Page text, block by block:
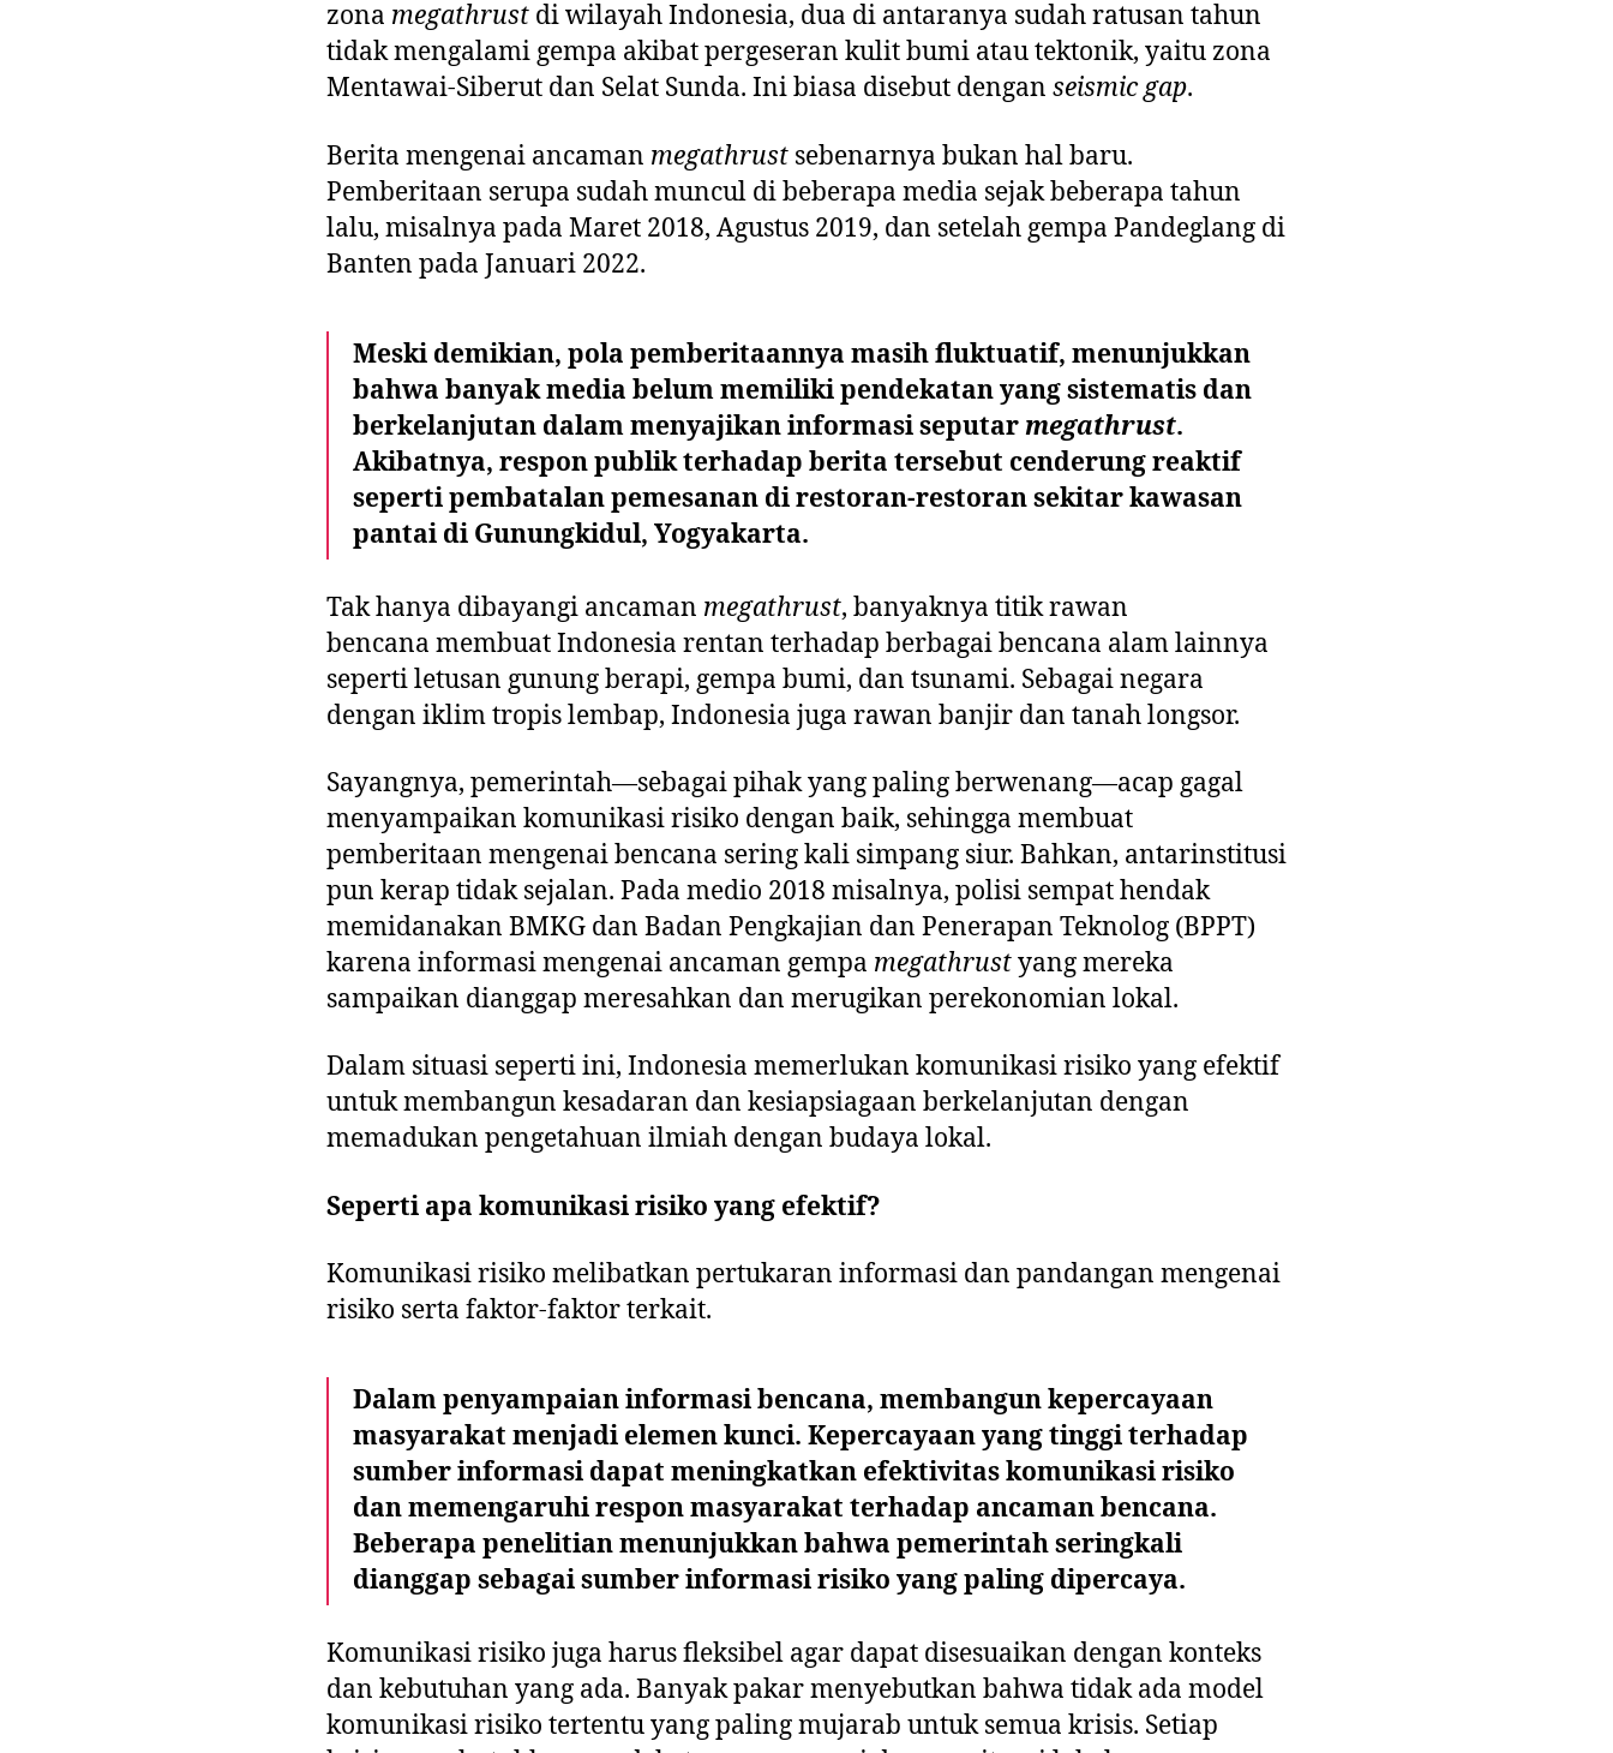
zona megathrust di wilayah Indonesia, dua di antaranya sudah ratusan tahun
tidak mengalami gempa akibat pergeseran kulit bumi atau tektonik, yaitu zona
Mentawai-Siberut dan Selat Sunda. Ini biasa disebut dengan seismic gap.
Berita mengenai ancaman megathrust sebenarnya bukan hal baru.
Pemberitaan serupa sudah muncul di beberapa media sejak beberapa tahun
lalu, misalnya pada Maret 2018, Agustus 2019, dan setelah gempa Pandeglang di
Banten pada Januari 2022.
Meski demikian, pola pemberitaannya masih fluktuatif, menunjukkan
bahwa banyak media belum memiliki pendekatan yang sistematis dan
berkelanjutan dalam menyajikan informasi seputarmegathrust.
Akibatnya, respon publik terhadap berita tersebut cenderung reaktif
seperti pembatalan pemesanan di restoran-restoran sekitar kawasan
pantai di Gunungkidul, Yogyakarta.
Tak hanya dibayangi ancaman megathrust, banyaknya titik rawan
bencana membuat Indonesia rentan terhadap berbagai bencana alam lainnya
seperti letusan gunung berapi, gempa bumi, dan tsunami. Sebagai negara
dengan iklim tropis lembap, Indonesia juga rawan banjir dan tanah longsor.
Sayangnya, pemerintah—sebagai pihak yang paling berwenang—acap gagal
menyampaikan komunikasi risiko dengan baik, sehingga membuat
pemberitaan mengenai bencana sering kali simpang siur. Bahkan, antarinstitusi
pun kerap tidak sejalan. Pada medio 2018 misalnya, polisi sempat hendak
memidanakan BMKG dan Badan Pengkajian dan Penerapan Teknolog (BPPT)
karena informasi mengenai ancaman gempa megathrustyang mereka
sampaikan dianggap meresahkan dan merugikan perekonomian lokal.
Dalam situasi seperti ini, Indonesia memerlukan komunikasi risiko yang efektif
untuk membangun kesadaran dan kesiapsiagaan berkelanjutan dengan
memadukan pengetahuan ilmiah dengan budaya lokal.
Seperti apa komunikasi risiko yang efektif?
Komunikasi risiko melibatkan pertukaran informasi dan pandangan mengenai
risiko serta faktor-faktor terkait.
Dalam penyampaian informasi bencana, membangun kepercayaan
masyarakat menjadi elemen kunci. Kepercayaan yang tinggi terhadap
sumber informasi dapat meningkatkan efektivitas komunikasi risiko
dan memengaruhi respon masyarakat terhadap ancaman bencana.
Beberapa penelitian menunjukkan bahwa pemerintah seringkali
dianggap sebagai sumber informasi risiko yang paling dipercaya.
Komunikasi risiko juga harus fleksibel agar dapat disesuaikan dengan konteks
dan kebutuhan yang ada. Banyak pakar menyebutkan bahwa tidak ada model
komunikasi risiko tertentu yang paling mujarab untuk semua krisis. Setiap